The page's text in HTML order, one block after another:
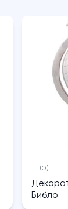
(0)
Библо